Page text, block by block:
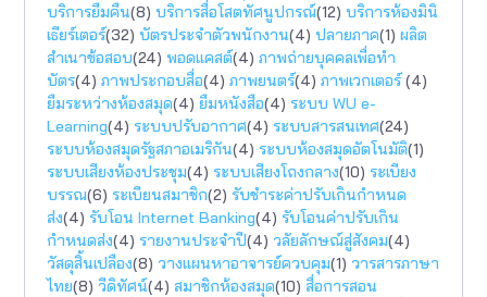
บริการยืมคืน(8) บริการสื่อโสตทัศนูปกรณ์(12) บริการห้องมินิ
เธียร์เตอร์(32) บัตรประจำตัวพนักงาน(4) ปลายภาค(1) ผลิต
สำเนาข้อสอบ(24) พอดแคสต์(4) ภาพถ่ายบุคคลเพื่อทำ
บัตร(4) ภาพประกอบสื่อ(4) ภาพยนตร์(4) ภาพเวกเตอร์(4)
ยืมระหว่างห้องสมุด(4) ยืมหนังสือ(4) ระบบ WU e-
Learning(4) ระบบปรับอากาศ(4) ระบบสารสนเทศ(24)
ระบบห้องสมุดรัฐสภาอเมริกัน(4) ระบบห้องสมุดอัตโนมัติ(1)
ระบบเสียงห้องประชุม(4) ระบบเสียงโถงกลาง(10) ระเบียง
บรรณ(6) ระเบียนสมาชิก(2) รับชำระค่าปรับเกินกำหนด
ส่ง(4) รับโอน Internet Banking(4) รับโอนค่าปรับเกิน
กำหนดส่ง(4) รายงานประจำปี(4) วลัยลักษณ์สู่สังคม(4)
วัสดุสิ้นเปลือง(8) วางแผนหาอาจารย์ควบคุม(1) วารสารภาษา
ไทย(8) วีดิทัศน์(4) สมาชิกห้องสมุด(10) สื่อการสอน